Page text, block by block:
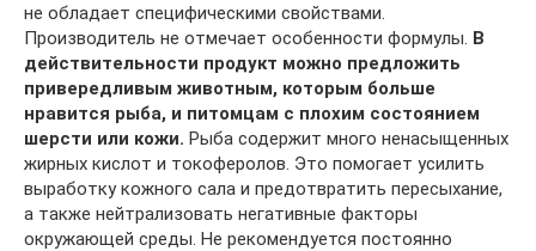
не обладает специфическими свойствами.
Производитель не отмечает особенности формулы. В
действительности продукт можно предложить
привередливым животным, которым больше
нравится рыба, и питомцам с плохим состоянием
шерсти или кожи. Рыба содержит много ненасыщенных
жирных кислот и токоферолов. Это помогает усилить
выработку кожного сала и предотвратить пересыхание,
а также нейтрализовать негативные факторы
окружающей среды. Не рекомендуется постоянно